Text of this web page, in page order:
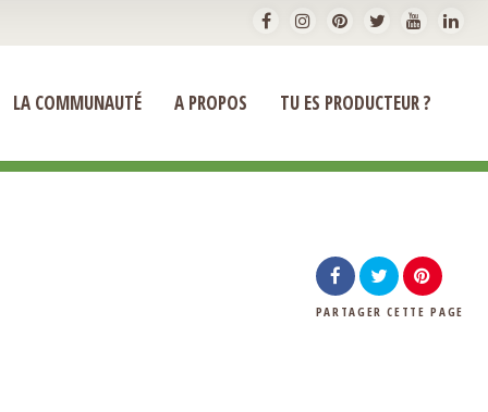
LA COMMUNAUTÉ A PROPOS TU ES PRODUCTEUR ?
PARTAGER CETTE PAGE